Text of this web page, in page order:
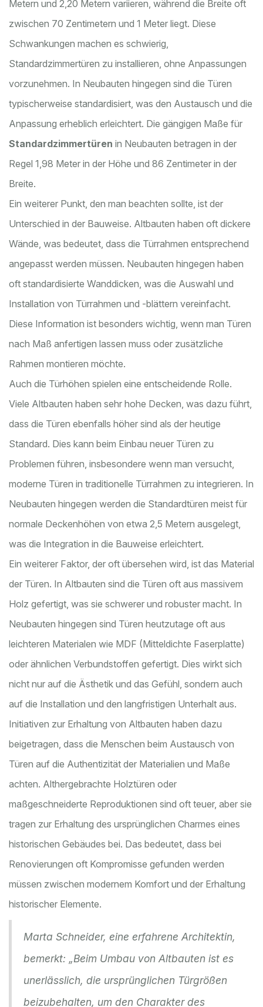
Metern und 2,20 Metern variieren, während die Breite oft
zwischen 70 Zentimetern und 1 Meter liegt. Diese
Schwankungen machen es schwierig,
Standardzimmertüren zu installieren, ohne Anpassungen
vorzunehmen. In Neubauten hingegen sind die Türen
typischerweise standardisiert, was den Austausch und die
Anpassung erheblich erleichtert. Die gängigen Maße für
Standardzimmertüren in Neubauten betragen in der
Regel 1,98 Meter in der Höhe und 86 Zentimeter in der
Breite.
Ein weiterer Punkt, den man beachten sollte, ist der
Unterschied in der Bauweise. Altbauten haben oft dickere
Wände, was bedeutet, dass die Türrahmen entsprechend
angepasst werden müssen. Neubauten hingegen haben
oft standardisierte Wanddicken, was die Auswahl und
Installation von Türrahmen und -blättern vereinfacht.
Diese Information ist besonders wichtig, wenn man Türen
nach Maß anfertigen lassen muss oder zusätzliche
Rahmen montieren möchte.
Auch die Türhöhen spielen eine entscheidende Rolle.
Viele Altbauten haben sehr hohe Decken, was dazu führt,
dass die Türen ebenfalls höher sind als der heutige
Standard. Dies kann beim Einbau neuer Türen zu
Problemen führen, insbesondere wenn man versucht,
moderne Türen in traditionelle Türrahmen zu integrieren. In
Neubauten hingegen werden die Standardtüren meist für
normale Deckenhöhen von etwa 2,5 Metern ausgelegt,
was die Integration in die Bauweise erleichtert.
Ein weiterer Faktor, der oft übersehen wird, ist das Material
der Türen. In Altbauten sind die Türen oft aus massivem
Holz gefertigt, was sie schwerer und robuster macht. In
Neubauten hingegen sind Türen heutzutage oft aus
leichteren Materialen wie MDF (Mitteldichte Faserplatte)
oder ähnlichen Verbundstoffen gefertigt. Dies wirkt sich
nicht nur auf die Ästhetik und das Gefühl, sondern auch
auf die Installation und den langfristigen Unterhalt aus.
Initiativen zur Erhaltung von Altbauten haben dazu
beigetragen, dass die Menschen beim Austausch von
Türen auf die Authentizität der Materialien und Maße
achten. Althergebrachte Holztüren oder
maßgeschneiderte Reproduktionen sind oft teuer, aber sie
tragen zur Erhaltung des ursprünglichen Charmes eines
historischen Gebäudes bei. Das bedeutet, dass bei
Renovierungen oft Kompromisse gefunden werden
müssen zwischen modernem Komfort und der Erhaltung
historischer Elemente.
Marta Schneider, eine erfahrene Architektin,
bemerkt: „Beim Umbau von Altbauten ist es
unerlässlich, die ursprünglichen Türgrößen
beizubehalten, um den Charakter des